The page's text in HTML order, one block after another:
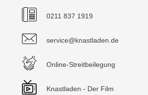
0211 837 1919
service@knastladen.de
Online-Streitbeilegung
Knastladen - Der Film